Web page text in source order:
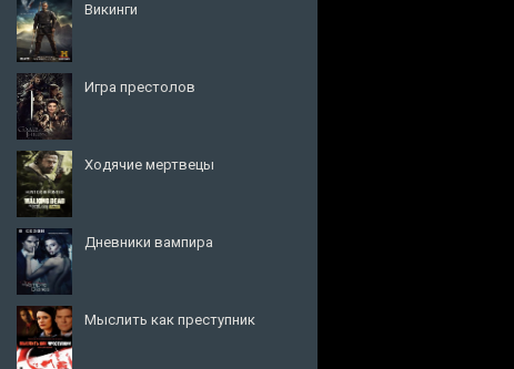
Викинги
Игра престолов
Ходячие мертвецы
Дневники вампира
Мыслить как преступник